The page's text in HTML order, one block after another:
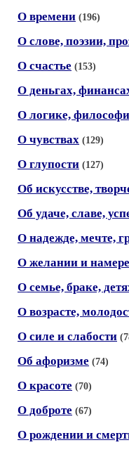
О времени (196)
О слове, поэзии,
О счастье (153)
О деньгах,
О логике,
О чувствах (129)
О глупости (127)
Об искусстве,
Об удаче, славе,
О надежде, мечте,
О желании и
О семье, браке,
О возрасте,
О силе и слабости
Об афоризме (74)
О красоте (70)
О доброте (67)
О рождении и